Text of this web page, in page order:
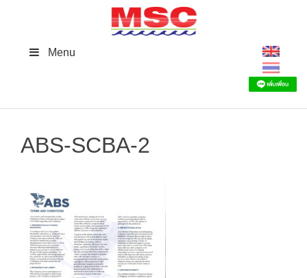
Menu
ABS-SCBA-2